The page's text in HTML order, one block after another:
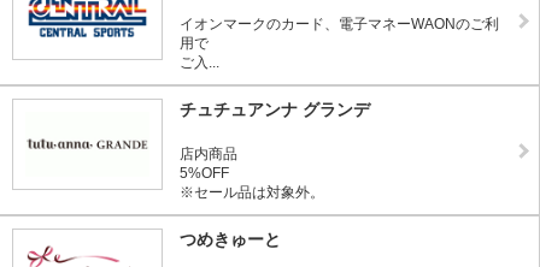
イオンマークのカード、電子マネーWAONのご利
用で
ご入...
チュチュアンナ グランデ
店内商品
5%OFF
※セール品は対象外。
つめきゅーと